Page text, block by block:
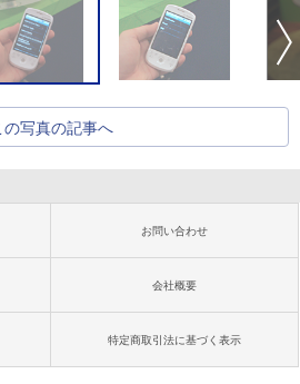
の写真の記事へ
お問い合わせ
会社概要
特定商取引法に基づく表示